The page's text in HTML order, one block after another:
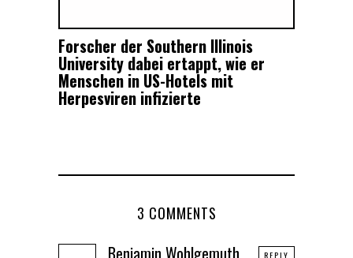
Forscher der Southern Illinois
University dabei ertappt, wie er
Menschen in US-Hotels mit
Herpesviren infizierte
3 COMMENTS
Benjamin Wohlgemuth REPLY